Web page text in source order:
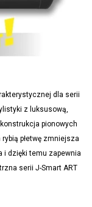
dla serii
z luksusową,
pionowych
płetwę zmniejsza
i dzięki temu zapewnia
serii J-Smart ART